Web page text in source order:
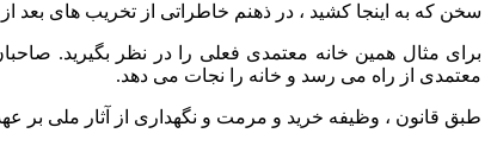
سخن که به اینجا کشید ، در ذهنم خاطراتی از تخریب های
برای مثال همین خانه معتمدی فعلی را در نظر بگیرید.
معتمدی از راه می رسد و خانه را نجات می دهد.
طبق قانون ، وظیفه خرید و مرمت و نگهداری از آثار ملی بر